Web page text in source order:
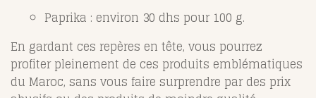
Paprika : environ 30 dhs pour 100 g.
En gardant ces repères en tête, vous pourrez
profiter pleinement de ces produits emblématiques
du Maroc, sans vous faire surprendre par des prix